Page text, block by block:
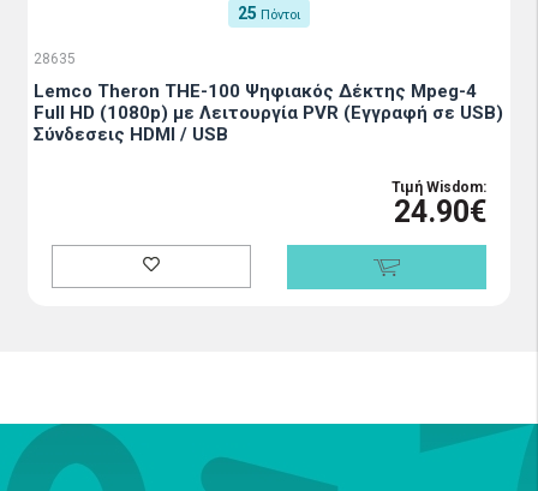
25 Πόντοι
28635
Lemco Theron THE-100 Ψηφιακός Δέκτης Mpeg-4
Full HD (1080p) με Λειτουργία PVR (Εγγραφή σε USB)
Σύνδεσεις HDMI / USB
Τιμή Wisdom:
24.90€